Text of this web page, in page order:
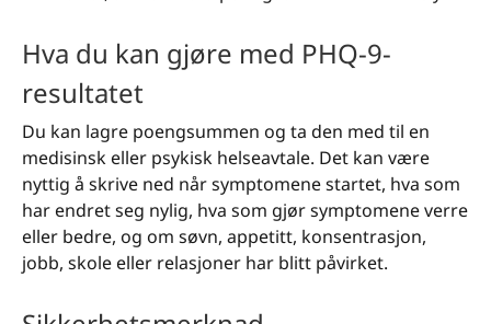
Hva du kan gjøre med PHQ-9-
resultatet
Du kan lagre poengsummen og ta den med til en
medisinsk eller psykisk helseavtale. Det kan være
nyttig å skrive ned når symptomene startet, hva som
har endret seg nylig, hva som gjør symptomene verre
eller bedre, og om søvn, appetitt, konsentrasjon,
jobb, skole eller relasjoner har blitt påvirket.